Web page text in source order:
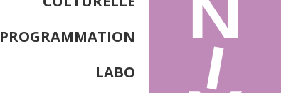
PROGRAMMATION
LABO